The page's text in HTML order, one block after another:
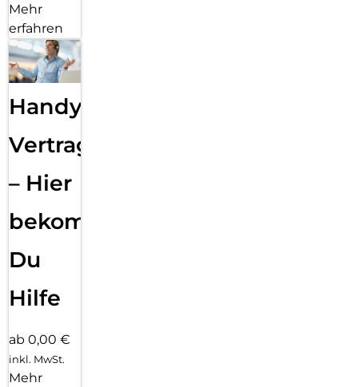
Mehr
erfahren
Handy
Vertragsabwicklung
– Hier
bekommst
Du
Hilfe
ab 0,00 €
inkl. MwSt.
Mehr